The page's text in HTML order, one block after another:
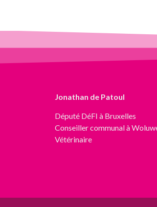
Jonathan de Patoul
Député DéFI à Bruxelles
Conseiller communal à
Vétérinaire